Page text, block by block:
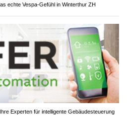
echte Vespa-Gefühl in Winterthur ZH
Experten für intelligente Gebäudesteuerung